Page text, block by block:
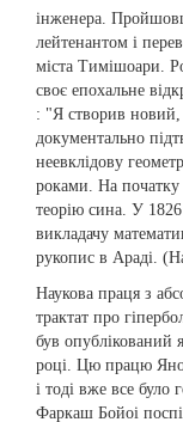
інженера.
лейтенантом і
міста Тимішоари.
своє епохальне
: "Я створив новий,
документально
неевклідову
роками. На
теорію сина. У
викладачу
рукопис в Араді.
Наукова праця з
трактат про
був опублікований
році. Цю працю
і тоді вже все було
Фаркаш Бойоі